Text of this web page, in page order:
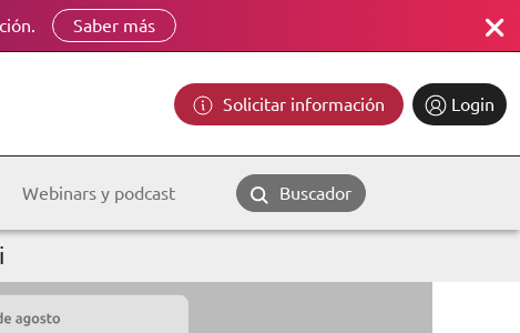
Saber más
Solicitar información Login
Webinars y podcast Buscador